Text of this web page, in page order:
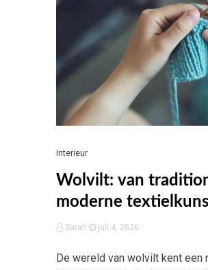
Interieur
Wolvilt: van
moderne
Sarah juli 4, 2026
De wereld van wolvilt kent een